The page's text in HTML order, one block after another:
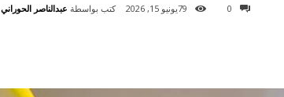
0
79يونيو 15, 2026 كتب بواسطة عبدالناصر الحوراني